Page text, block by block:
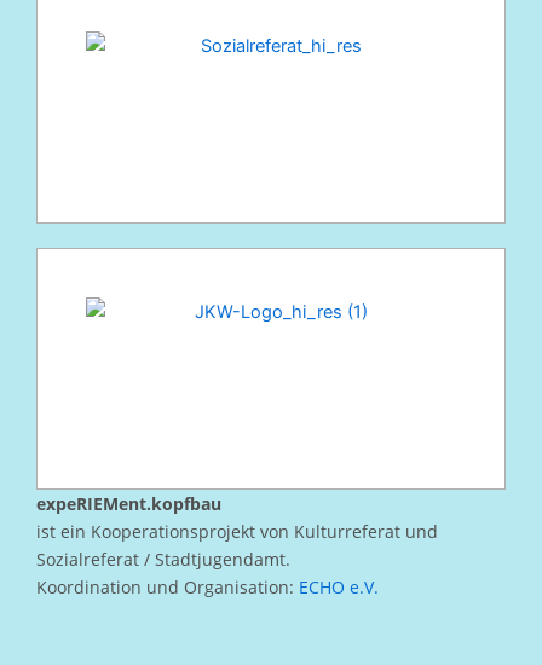
expeRIEMent.kopfbau
ist ein Kooperationsprojekt von Kulturreferat und
Sozialreferat / Stadtjugendamt.
Koordination und Organisation: ECHO e.V.